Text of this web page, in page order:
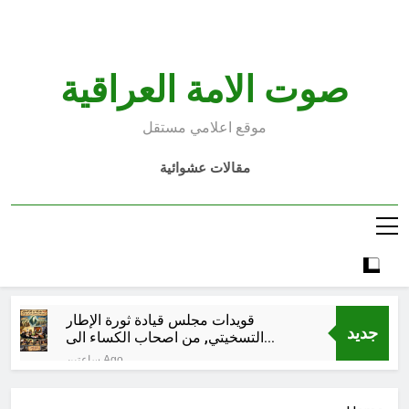
صوت الامة العراقية
موقع اعلامي مستقل
مقالات عشوائية
جديد
قويدات مجلس قيادة ثورة الإطار
التسخيتي, من اصحاب الكساء الى
المعصوبين الاثني عشر، حجج اللات
ساعتين Ago